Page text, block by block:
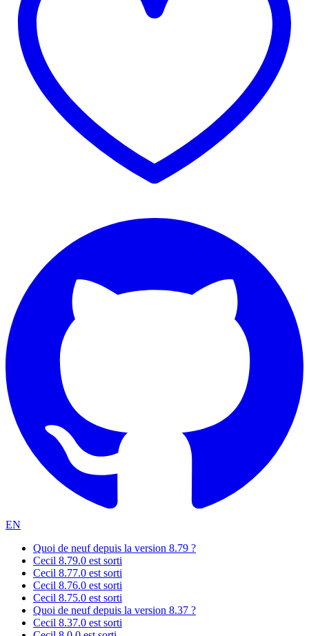
EN
Quoi de neuf depuis la version 8.79 ?
Cecil 8.79.0 est sorti
Cecil 8.77.0 est sorti
Cecil 8.76.0 est sorti
Cecil 8.75.0 est sorti
Quoi de neuf depuis la version 8.37 ?
Cecil 8.37.0 est sorti